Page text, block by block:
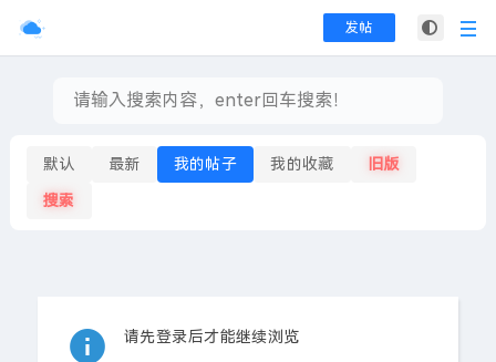
发帖
默认 最新 我的帖子 我的收藏 旧版
搜索
请先登录后才能继续浏览